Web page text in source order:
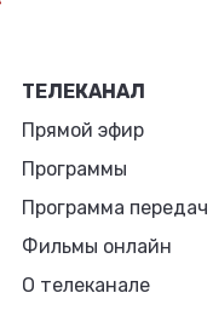
ТЕЛЕКАНАЛ
Прямой эфир
Программы
Программа передач
Фильмы онлайн
О телеканале